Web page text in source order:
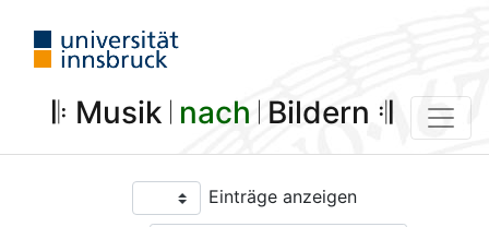
𝄆 Musik 𝄀 nach 𝄀 Bildern 𝄇
Einträge anzeigen